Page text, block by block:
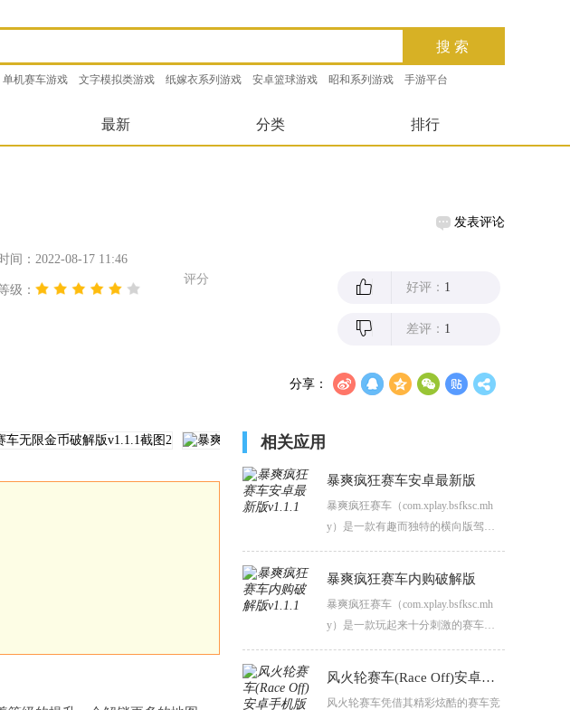
单机赛车游戏 文字模拟类游戏 纸嫁衣系列游戏 安卓篮球游戏 昭和系列游戏 手游平台
最新 分类 排行
发表评论
间：2022-08-17 11:46
级：
评分
好评： 1
差评： 1
分享：
相关应用
暴爽疯狂赛车安卓最新版
暴爽疯狂赛车（com.xplay.bsfksc.mh
y）是一款有趣而独特的横向版驾驶
特的新场景中开启非凡的挑战体验。
暴爽疯狂赛车内购破解版
暴爽疯狂赛车（com.xplay.bsfksc.mh
y）是一款玩起来十分刺激的赛车闯
足。
风火轮赛车(Race Off)安卓手机版下载
风火轮赛车凭借其精彩炫酷的赛车竞